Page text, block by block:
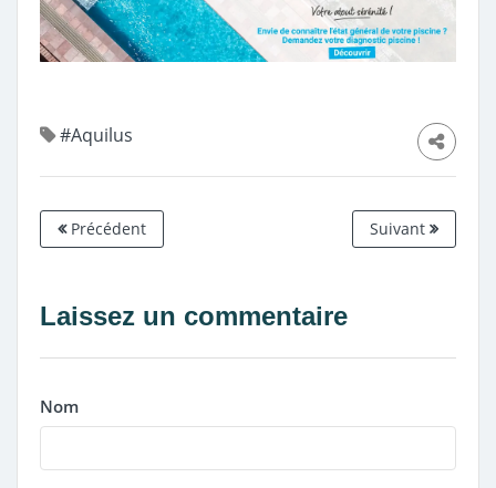
#Aquilus
Précédent Suivant
Laissez un commentaire
Nom